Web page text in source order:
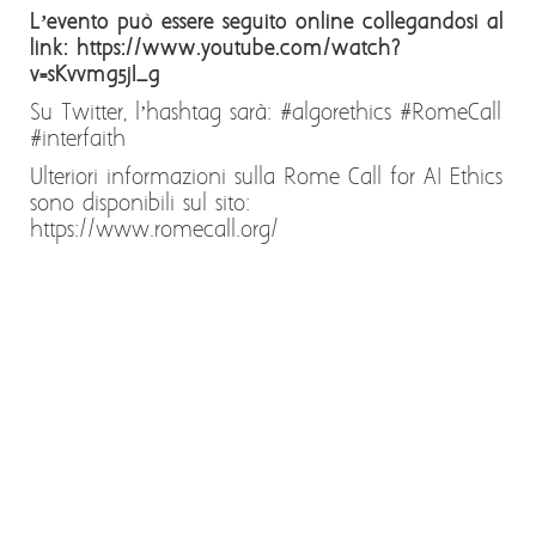
L’evento può essere seguito online collegandosi al
link: https://www.youtube.com/watch?
v=sKvvmg5jI_g
Su Twitter, l’hashtag sarà: #algorethics #RomeCall
#interfaith
Ulteriori informazioni sulla Rome Call for AI Ethics
sono disponibili sul sito:
https://www.romecall.org/